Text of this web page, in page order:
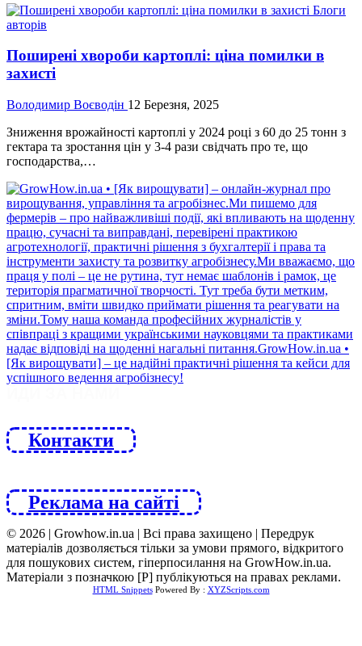
Блоги
авторів
Поширені хвороби картоплі: ціна помилки в
захисті
Володимир Воєводін 12 Березня, 2025
Зниження врожайності картоплі у 2024 році з 60 до 25 тонн з
гектара та зростання цін у 3-4 рази свідчать про те, що
господарства,…
Контакти
Реклама на сайті
© 2026 | Growhow.in.ua | Всі права захищено | Передрук
матеріалів дозволяється тільки за умови прямого, відкритого
для пошукових систем, гіперпосилання на GrowHow.in.ua.
Матеріали з позначкою [Р] публікуються на правах реклами.
HTML SnippetsPowered By : XYZScripts.com